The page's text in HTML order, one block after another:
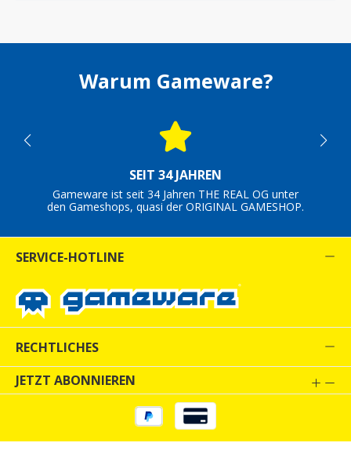
Warum Gameware?
SEIT 34 JAHREN
Gameware ist seit 34 Jahren THE REAL OG unter
den Gameshops, quasi der ORIGINAL GAMESHOP.
SERVICE-HOTLINE
RECHTLICHES
JETZT ABONNIEREN